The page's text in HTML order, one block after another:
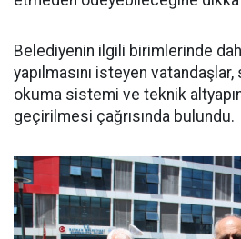
Belediyenin ilgili birimlerinde
yapılmasını isteyen
okuma sistemi ve teknik
geçirilmesi çağrısında bulundu.